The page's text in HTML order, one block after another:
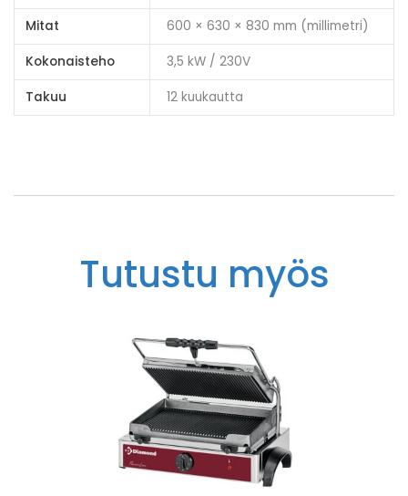
Mitat 600 × 630 × 830 mm (millimetri)
Kokonaisteho 3,5 kW / 230V
Takuu 12 kuukautta
Tutustu myös